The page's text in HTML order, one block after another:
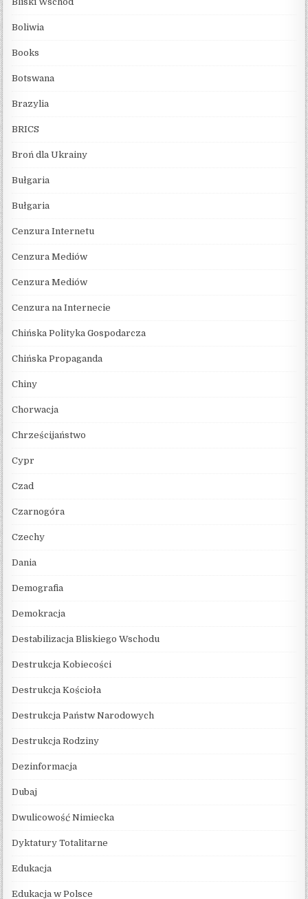
Boliwia
Books
Botswana
Brazylia
BRICS
Broń dla Ukrainy
Bułgaria
Bułgaria
Cenzura Internetu
Cenzura Mediów
Cenzura Mediów
Cenzura na Internecie
Chińska Polityka Gospodarcza
Chińska Propaganda
Chiny
Chorwacja
Chrześcijaństwo
Cypr
Czad
Czarnogóra
Czechy
Dania
Demografia
Demokracja
Destabilizacja Bliskiego Wschodu
Destrukcja Kobiecości
Destrukcja Kościoła
Destrukcja Państw Narodowych
Destrukcja Rodziny
Dezinformacja
Dubaj
Dwulicowość Nimiecka
Dyktatury Totalitarne
Edukacja
Edukacja w Polsce